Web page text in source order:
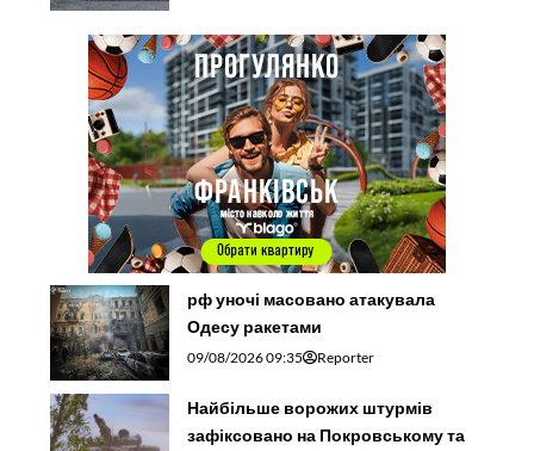
рф уночі масовано атакувала
Одесу ракетами
09/08/2026 09:35 Reporter
Найбільше ворожих штурмів
зафіксовано на Покровському та